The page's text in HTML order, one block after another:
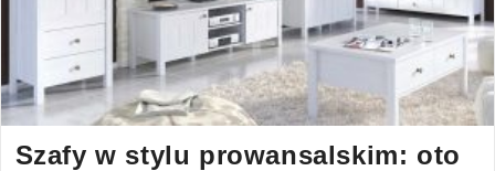
Szafy w stylu prowansalskim: oto